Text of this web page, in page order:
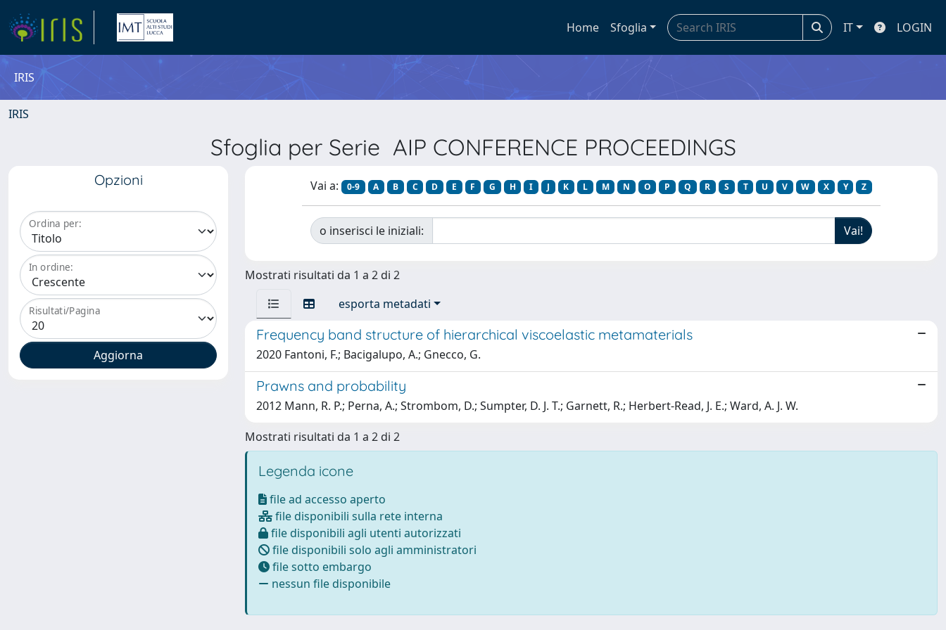
Home Sfoglia IT LOGIN
IRIS
IRIS
Sfoglia per Serie AIP CONFERENCE PROCEEDINGS
Opzioni
Ordina per:
In ordine:
Risultati/Pagina
Vai a: 0-9 A B C D E F G H I J K L M N O P Q R S T U V W X Y Z
o inserisci le iniziali:
Mostrati risultati da 1 a 2 di 2
esporta metadati
Frequency band structure of hierarchical viscoelastic metamaterials
2020 Fantoni, F.; Bacigalupo, A.; Gnecco, G.
Prawns and probability
2012 Mann, R. P.; Perna, A.; Strombom, D.; Sumpter, D. J. T.; Garnett, R.; Herbert-Read, J. E.; Ward, A. J. W.
Mostrati risultati da 1 a 2 di 2
Legenda icone
file ad accesso aperto
file disponibili sulla rete interna
file disponibili agli utenti autorizzati
file disponibili solo agli amministratori
file sotto embargo
nessun file disponibile